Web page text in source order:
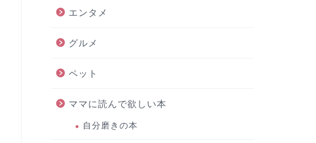
エンタメ
グルメ
ペット
ママに読んで欲しい本
自分磨きの本